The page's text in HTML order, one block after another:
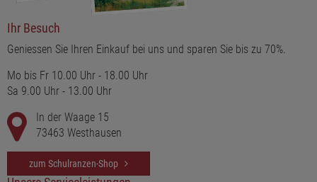
Ihr Besuch
Geniessen Sie Ihren Einkauf bei uns und sparen Sie bis zu 70%.
Mo bis Fr 10.00 Uhr - 18.00 Uhr
Sa 9.00 Uhr - 13.00 Uhr
In der Waage 15
73463 Westhausen
zum Schulranzen-Shop